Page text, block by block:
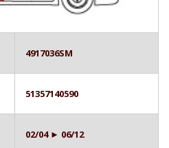
4917036SM
51357140590
02/04 ► 06/12